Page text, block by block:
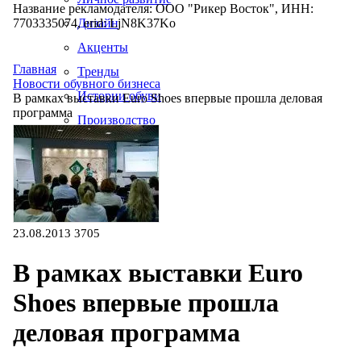
Дизайн
Акценты
Тренды
Истории обуви
Производство
Название рекламодателя: ООО "Рикер Восток", ИНН:
7703335074, erid: LjN8K37Ko
Главная
Новости обувного бизнеса
В рамках выставки Euro Shoes впервые прошла деловая
программа
23.08.2013 3705
В рамках выставки Euro
Shoes впервые прошла
деловая программа